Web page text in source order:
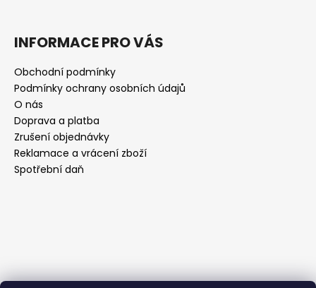
INFORMACE PRO VÁS
Obchodní podmínky
Podmínky ochrany osobních údajů
O nás
Doprava a platba
Zrušení objednávky
Reklamace a vrácení zboží
Spotřební daň